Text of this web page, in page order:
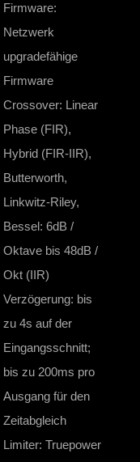
Firmware:
Netzwerk
upgradefähige
Firmware
Crossover: Linear
Phase (FIR),
Hybrid (FIR-IIR),
Butterworth,
Linkwitz-Riley,
Bessel: 6dB /
Oktave bis 48dB /
Okt (IIR)
Verzögerung: bis
zu 4s auf der
Eingangsschnitt;
bis zu 200ms pro
Ausgang für den
Zeitabgleich
Limiter: Truepower